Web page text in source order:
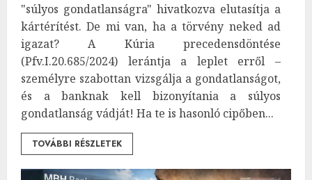
"súlyos gondatlanságra" hivatkozva elutasítja a
kártérítést. De mi van, ha a törvény neked ad
igazat? A Kúria precedensdöntése
(Pfv.I.20.685/2024) lerántja a leplet erről –
személyre szabottan vizsgálja a gondatlanságot,
és a banknak kell bizonyítania a súlyos
gondatlanság vádját! Ha te is hasonló cipőben...
TOVÁBBI RÉSZLETEK